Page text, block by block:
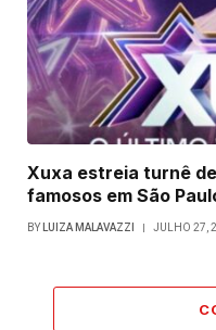
Xuxa estreia turnê
famosos em São
BY LUIZA MALAVAZZI JULHO 27,